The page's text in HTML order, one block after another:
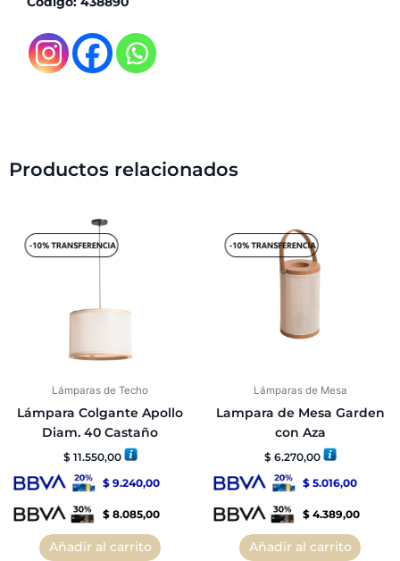
Productos relacionados
Lámparas de Techo
Lámpara Colgante Apollo
Diam. 40 Castaño
$ 11.550,00
$ 9.240,00
$ 8.085,00
Añadir al carrito
Lámparas de Mesa
Lampara de Mesa Garden
con Aza
$ 6.270,00
$ 5.016,00
$ 4.389,00
Añadir al carrito